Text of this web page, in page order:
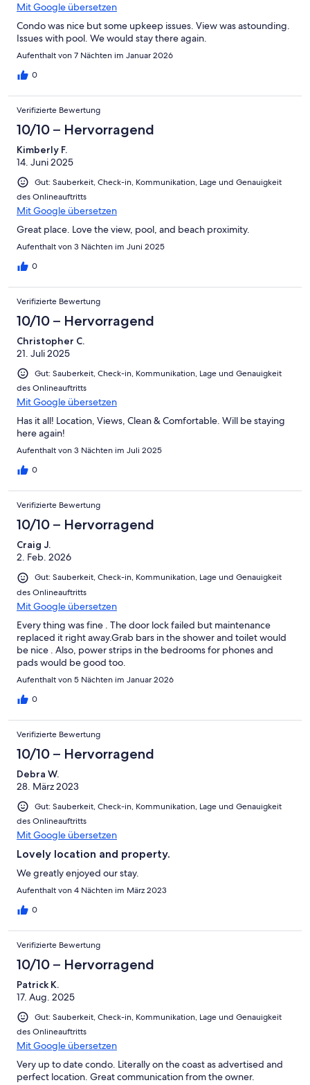
Mit Google übersetzen
Condo was nice but some upkeep issues. View was astounding.
Issues with pool. We would stay there again.
Aufenthalt von 7 Nächten im Januar 2026
0
Verifizierte Bewertung
10/10 – Hervorragend
Kimberly F.
14. Juni 2025
Gut: Sauberkeit, Check-in, Kommunikation, Lage und Genauigkeit
des Onlineauftritts
Mit Google übersetzen
Great place. Love the view, pool, and beach proximity.
Aufenthalt von 3 Nächten im Juni 2025
0
Verifizierte Bewertung
10/10 – Hervorragend
Christopher C.
21. Juli 2025
Gut: Sauberkeit, Check-in, Kommunikation, Lage und Genauigkeit
des Onlineauftritts
Mit Google übersetzen
Has it all! Location, Views, Clean & Comfortable. Will be staying
here again!
Aufenthalt von 3 Nächten im Juli 2025
0
Verifizierte Bewertung
10/10 – Hervorragend
Craig J.
2. Feb. 2026
Gut: Sauberkeit, Check-in, Kommunikation, Lage und Genauigkeit
des Onlineauftritts
Mit Google übersetzen
Every thing was fine . The door lock failed but maintenance
replaced it right away.Grab bars in the shower and toilet would
be nice . Also, power strips in the bedrooms for phones and
pads would be good too.
Aufenthalt von 5 Nächten im Januar 2026
0
Verifizierte Bewertung
10/10 – Hervorragend
Debra W.
28. März 2023
Gut: Sauberkeit, Check-in, Kommunikation, Lage und Genauigkeit
des Onlineauftritts
Mit Google übersetzen
Lovely location and property.
We greatly enjoyed our stay.
Aufenthalt von 4 Nächten im März 2023
0
Verifizierte Bewertung
10/10 – Hervorragend
Patrick K.
17. Aug. 2025
Gut: Sauberkeit, Check-in, Kommunikation, Lage und Genauigkeit
des Onlineauftritts
Mit Google übersetzen
Very up to date condo. Literally on the coast as advertised and
perfect location. Great communication from the owner.